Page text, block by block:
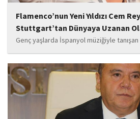
Flamenco’nun Yeni Yıldızı Cem
Stuttgart’tan Dünyaya Uzanan
Genç yaşlarda İspanyol müziğiyle
flamenco kültürünün büyüleyici
kendisini bu alana yönlendirdi. Saatler
teknik gelişim ve müziğe olan tutkusu,